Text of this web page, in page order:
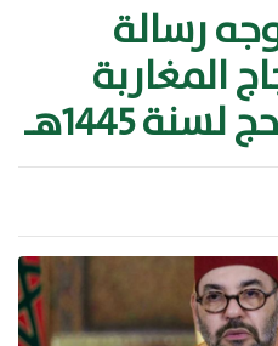
رسالة
المغاربة
1445هـ